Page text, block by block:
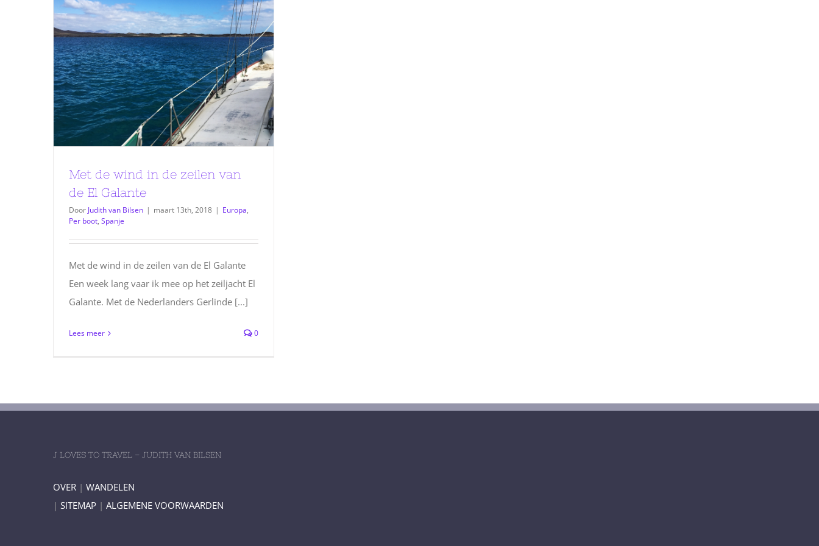
Met de wind in de zeilen van
de El Galante
Door Judith van Bilsen | maart 13th, 2018 | Europa,
Per boot, Spanje
Met de wind in de zeilen van de El Galante
Een week lang vaar ik mee op het zeiljacht El
Galante. Met de Nederlanders Gerlinde [...]
Lees meer 0
J LOVES TO TRAVEL – JUDITH VAN BILSEN
OVER | WANDELEN
| SITEMAP | ALGEMENE VOORWAARDEN